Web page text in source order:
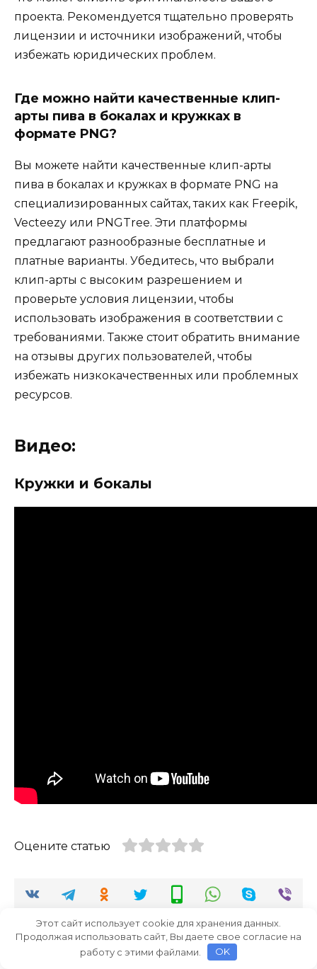
проекта. Рекомендуется тщательно проверять
лицензии и источники изображений, чтобы
избежать юридических проблем.
Где можно найти качественные клип-
арты пива в бокалах и кружках в
формате PNG?
Вы можете найти качественные клип-арты
пива в бокалах и кружках в формате PNG на
специализированных сайтах, таких как Freepik,
Vecteezy или PNGTree. Эти платформы
предлагают разнообразные бесплатные и
платные варианты. Убедитесь, что выбрали
клип-арты с высоким разрешением и
проверьте условия лицензии, чтобы
использовать изображения в соответствии с
требованиями. Также стоит обратить внимание
на отзывы других пользователей, чтобы
избежать низкокачественных или проблемных
ресурсов.
Видео:
Кружки и бокалы
Оцените статью
Добавить комментарий
Этот сайт использует cookie для хранения данных.
Продолжая использовать сайт, Вы даете свое согласие на
работу с этими файлами.
OK